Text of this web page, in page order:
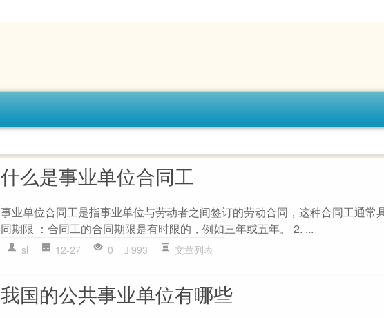
什么是事业单位合同工
事业单位合同工是指事业单位与劳动者之间签订的劳动合同，这种合同工通常
同期限 ：合同工的合同期限是有时限的，例如三年或五年。 2. ...
sl 12-27 0 993 文章列表
我国的公共事业单位有哪些